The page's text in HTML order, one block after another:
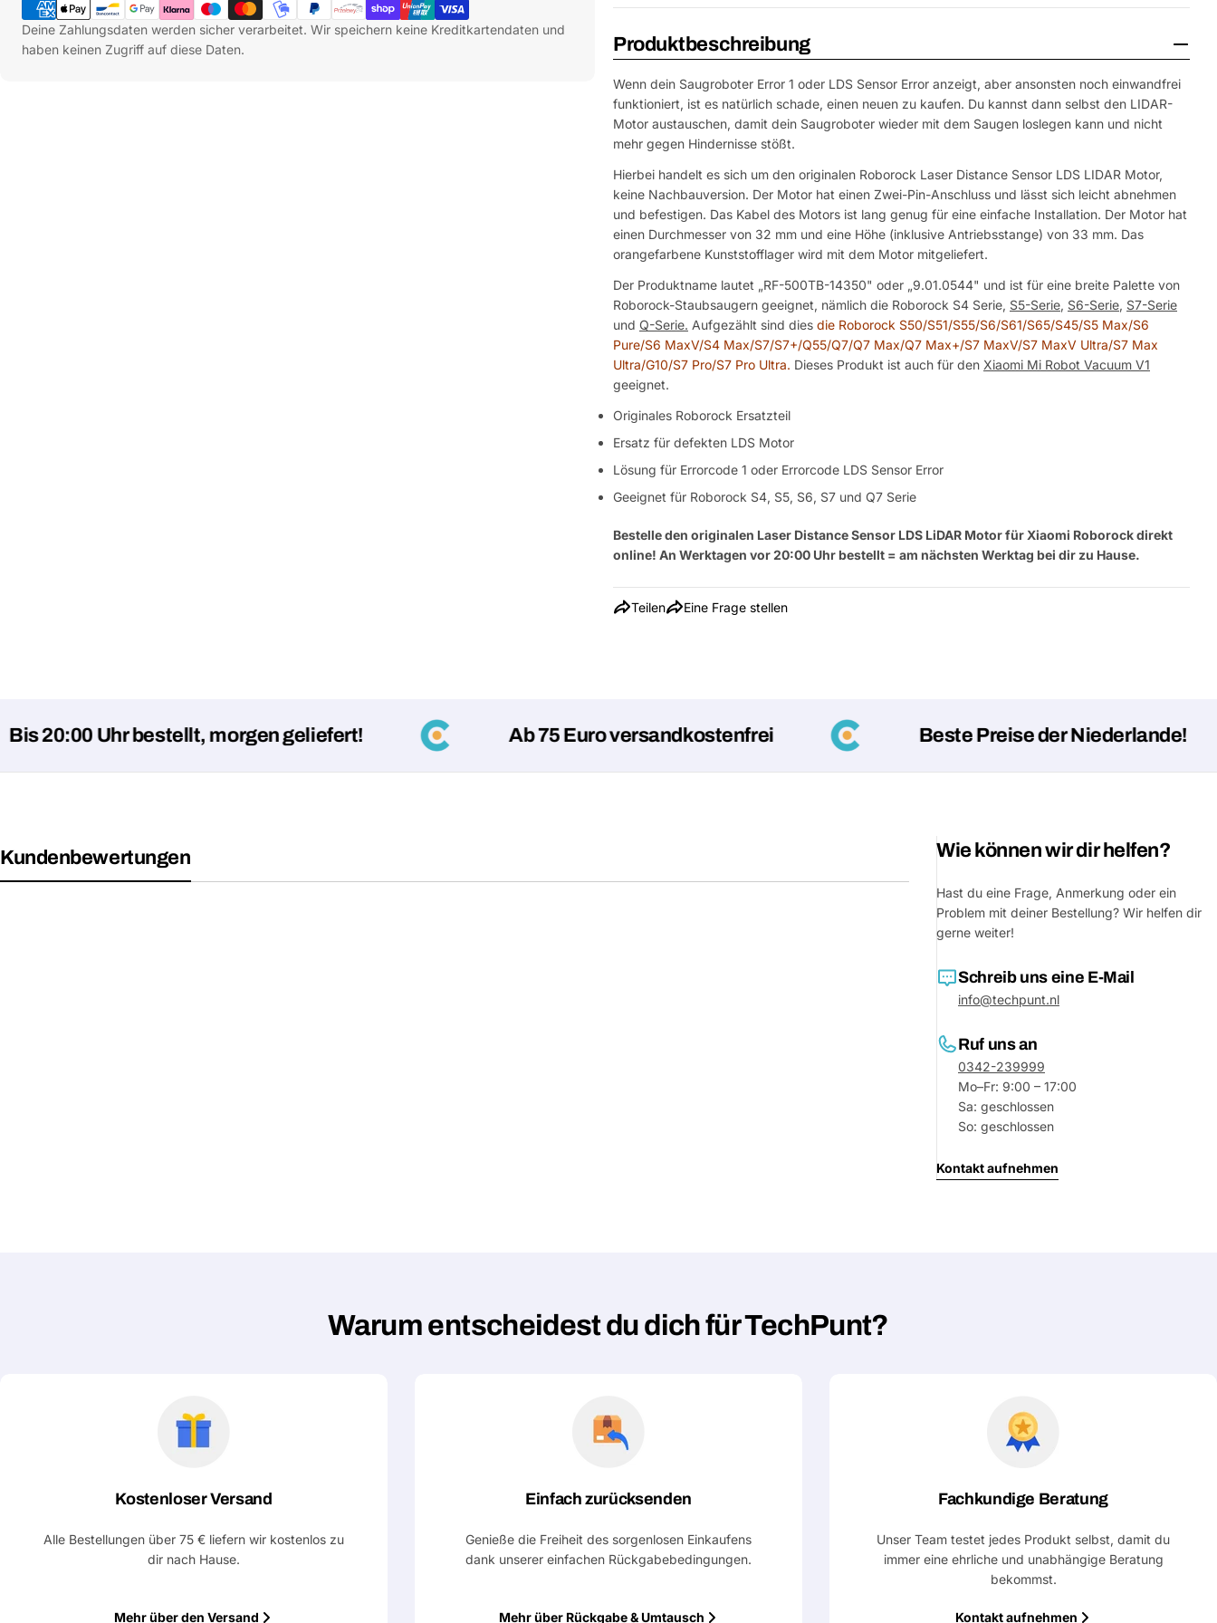
Deine Zahlungsdaten werden sicher verarbeitet. Wir speichern keine Kreditkartendaten und
haben keinen Zugriff auf diese Daten.
Produktbeschreibung
Wenn dein Saugroboter Error 1 oder LDS Sensor Error anzeigt, aber ansonsten noch einwandfrei
funktioniert, ist es natürlich schade, einen neuen zu kaufen. Du kannst dann selbst den LIDAR-
Motor austauschen, damit dein Saugroboter wieder mit dem Saugen loslegen kann und nicht
mehr gegen Hindernisse stößt.
Hierbei handelt es sich um den originalen Roborock Laser Distance Sensor LDS LIDAR Motor,
keine Nachbauversion. Der Motor hat einen Zwei-Pin-Anschluss und lässt sich leicht abnehmen
und befestigen. Das Kabel des Motors ist lang genug für eine einfache Installation. Der Motor hat
einen Durchmesser von 32 mm und eine Höhe (inklusive Antriebsstange) von 33 mm. Das
orangefarbene Kunststofflager wird mit dem Motor mitgeliefert.
Der Produktname lautet „RF-500TB-14350" oder „9.01.0544" und ist für eine breite Palette von
Roborock-Staubsaugern geeignet, nämlich die Roborock S4 Serie, S5-Serie, S6-Serie, S7-Serie
und Q-Serie. Aufgezählt sind dies die Roborock S50/S51/S55/S6/S61/S65/S45/S5 Max/S6
Pure/S6 MaxV/S4 Max/S7/S7+/Q55/Q7/Q7 Max/Q7 Max+/S7 MaxV/S7 MaxV Ultra/S7 Max
Ultra/G10/S7 Pro/S7 Pro Ultra. Dieses Produkt ist auch für den Xiaomi Mi Robot Vacuum V1
geeignet.
Originales Roborock Ersatzteil
Ersatz für defekten LDS Motor
Lösung für Errorcode 1 oder Errorcode LDS Sensor Error
Geeignet für Roborock S4, S5, S6, S7 und Q7 Serie
Bestelle den originalen Laser Distance Sensor LDS LiDAR Motor für Xiaomi Roborock direkt
online! An Werktagen vor 20:00 Uhr bestellt = am nächsten Werktag bei dir zu Hause.
Teilen Eine Frage stellen
Dein
Uhr bestellt, morgen geliefert! Ab 75 Euro versandkostenfrei Beste Preise der Niederlande!
Kundenbewertungen Wie können wir dir helfen?
Hast du eine Frage, Anmerkung oder ein
Problem mit deiner Bestellung? Wir helfen dir
gerne weiter!
Schreib uns eine E-Mail
info@techpunt.nl
Ruf uns an
0342-239999
Mo–Fr: 9:00 – 17:00
Sa: geschlossen
So: geschlossen
Kontakt aufnehmen
Warum entscheidest du dich für TechPunt?
Kostenloser Versand
Alle Bestellungen über 75 € liefern wir kostenlos zu
dir nach Hause.
Mehr über den Versand
Einfach zurücksenden
Genieße die Freiheit des sorgenlosen Einkaufens
dank unserer einfachen Rückgabebedingungen.
Mehr über Rückgabe & Umtausch
Fachkundige Beratung
Unser Team testet jedes Produkt selbst, damit du
immer eine ehrliche und unabhängige Beratung
bekommst.
Kontakt aufnehmen